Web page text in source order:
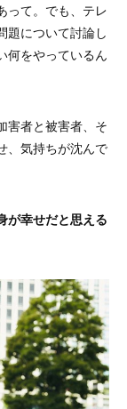
って。でも、テレ
題について討論し
何をやっているん
害者と被害者、そ
、気持ちが沈んで
が幸せだと思える